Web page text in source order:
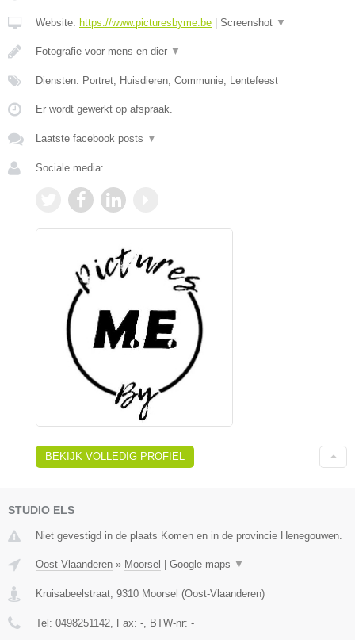
Website: https://www.picturesbyme.be Screenshot ▼
Fotografie voor mens en dier ▼
Diensten: Portret, Huisdieren, Communie, Lentefeest
Er wordt gewerkt op afspraak.
Laatste facebook posts ▼
Sociale media:
BEKIJK VOLLEDIG PROFIEL
STUDIO ELS
Niet gevestigd in de plaats Komen en in de provincie Henegouwen.
Oost-Vlaanderen » Moorsel Google maps ▼
Kruisabeelstraat 9310 Moorsel (Oost-Vlaanderen)
Tel: 0498251142 , Fax: - , BTW-nr: -